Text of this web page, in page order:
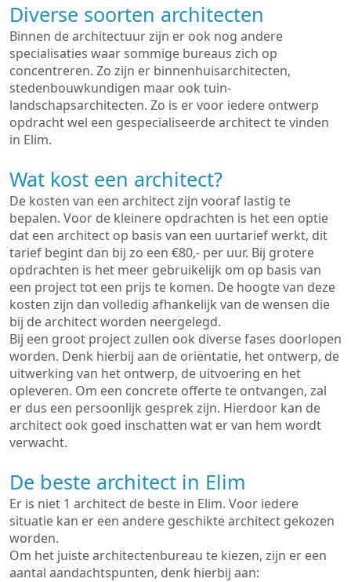
Diverse soorten architecten
Binnen de architectuur zijn er ook nog andere
specialisaties waar sommige bureaus zich op
concentreren. Zo zijn er binnenhuisarchitecten,
stedenbouwkundigen maar ook tuin-
landschapsarchitecten. Zo is er voor iedere ontwerp
opdracht wel een gespecialiseerde architect te vinden
in Elim.
Wat kost een architect?
De kosten van een architect zijn vooraf lastig te
bepalen. Voor de kleinere opdrachten is het een optie
dat een architect op basis van een uurtarief werkt, dit
tarief begint dan bij zo een €80,- per uur. Bij grotere
opdrachten is het meer gebruikelijk om op basis van
een project tot een prijs te komen. De hoogte van deze
kosten zijn dan volledig afhankelijk van de wensen die
bij de architect worden neergelegd.
Bij een groot project zullen ook diverse fases doorlopen
worden. Denk hierbij aan de oriëntatie, het ontwerp, de
uitwerking van het ontwerp, de uitvoering en het
opleveren. Om een concrete offerte te ontvangen, zal
er dus een persoonlijk gesprek zijn. Hierdoor kan de
architect ook goed inschatten wat er van hem wordt
verwacht.
De beste architect in Elim
Er is niet 1 architect de beste in Elim. Voor iedere
situatie kan er een andere geschikte architect gekozen
worden.
Om het juiste architectenbureau te kiezen, zijn er een
aantal aandachtspunten, denk hierbij aan: